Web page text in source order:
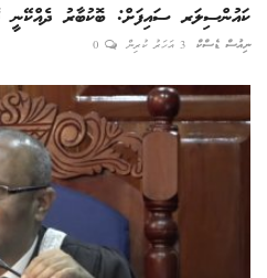
ކައުންސިލަރ ސައިފަށް: ބޮކުބާރު ދެއްކޭނީ
ނިއުސް ޑެސްކް 3 އަހަރު ކުރިން 0